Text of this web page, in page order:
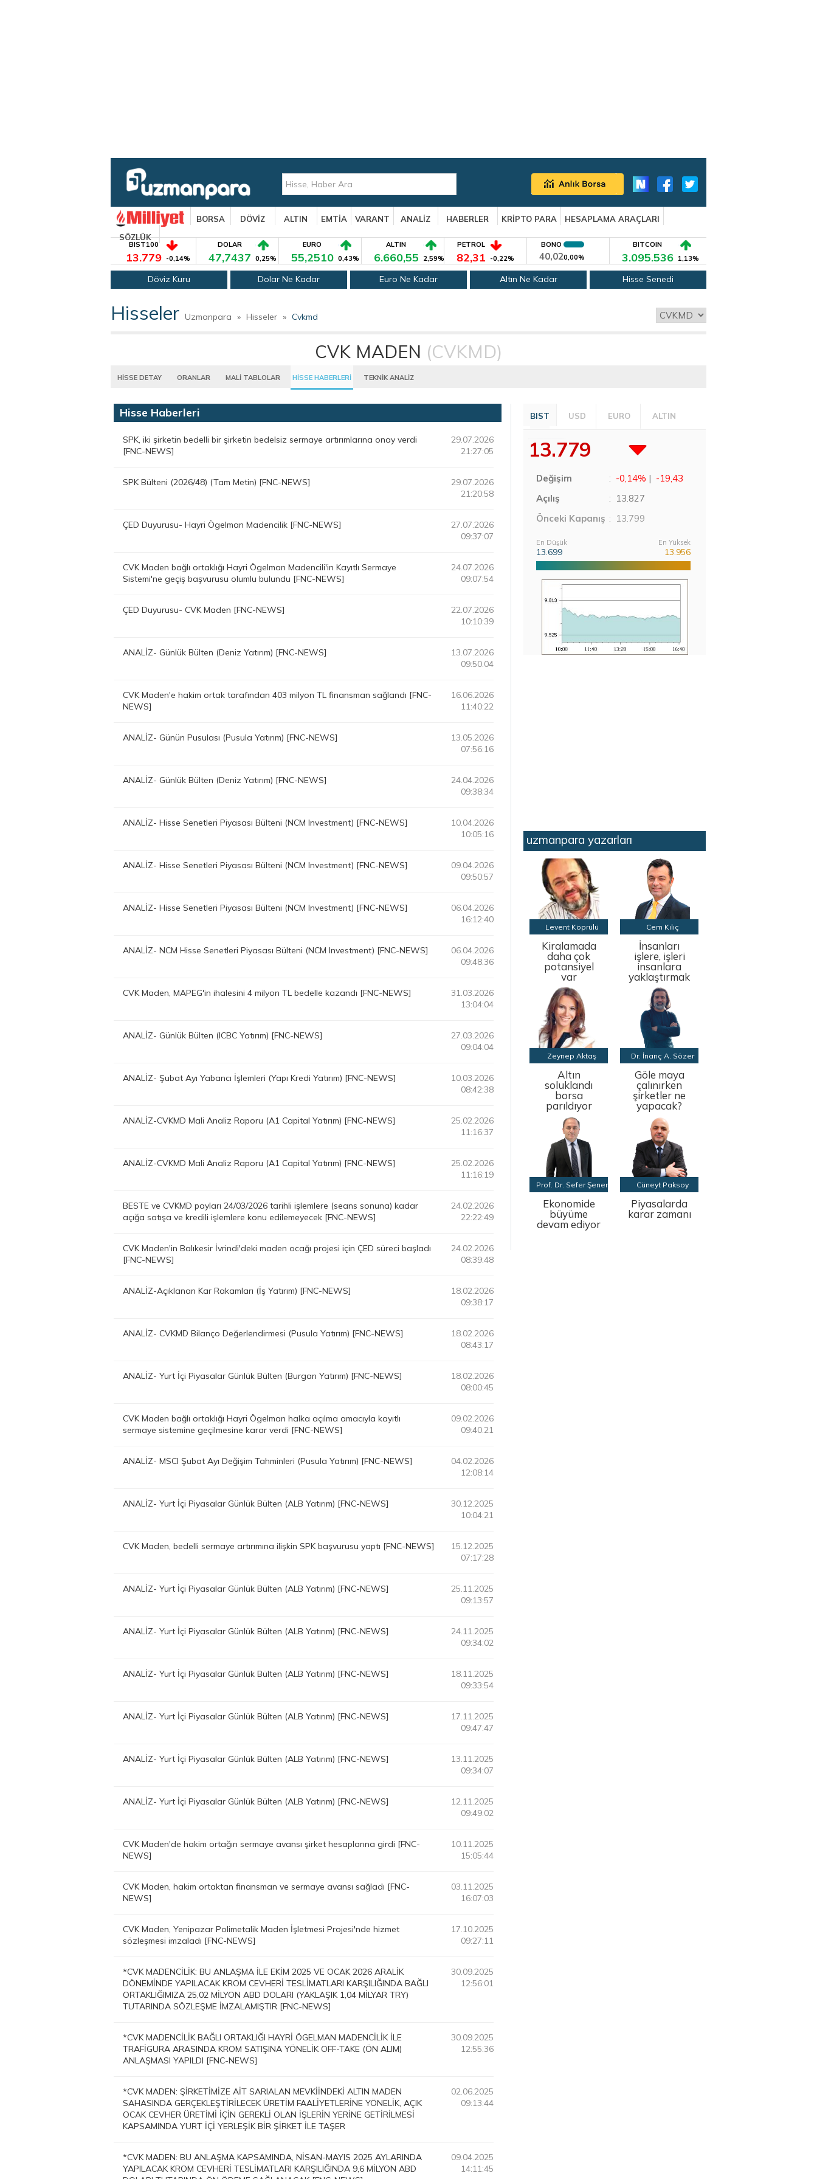
BORSA DÖVİZ ALTIN EMTİA VARANT ANALİZ HABERLER KRİPTO PARA
HESAPLAMA ARAÇLARI
SÖZLÜK
BIST100
13.779 -0,14%
DOLAR
47,7437 0,25%
EURO
55,2510 0,43%
ALTIN
6.660,55 2,59%
PETROL
82,31 -0,22%
BONO
40,020,00%
BITCOIN
3.095.536 1,13%
Döviz Kuru Dolar Ne Kadar Euro Ne Kadar Altın Ne Kadar Hisse Senedi
Hisseler Uzmanpara » Hisseler » Cvkmd
CVK MADEN (CVKMD)
HİSSE DETAY ORANLAR MALİ TABLOLAR HİSSE HABERLERİ TEKNİK ANALİZ
Hisse Haberleri
29.07.2026
21:27:05
SPK, iki şirketin bedelli bir şirketin bedelsiz sermaye artırımlarına onay verdi
[FNC-NEWS]
29.07.2026
21:20:58
SPK Bülteni (2026/48) (Tam Metin) [FNC-NEWS]
27.07.2026
09:37:07
ÇED Duyurusu- Hayri Ögelman Madencilik [FNC-NEWS]
24.07.2026
09:07:54
CVK Maden bağlı ortaklığı Hayri Ögelman Madencili'in Kayıtlı Sermaye
Sistemi'ne geçiş başvurusu olumlu bulundu [FNC-NEWS]
22.07.2026
10:10:39
ÇED Duyurusu- CVK Maden [FNC-NEWS]
13.07.2026
09:50:04
ANALİZ- Günlük Bülten (Deniz Yatırım) [FNC-NEWS]
16.06.2026
11:40:22
CVK Maden'e hakim ortak tarafından 403 milyon TL finansman sağlandı [FNC-
NEWS]
13.05.2026
07:56:16
ANALİZ- Günün Pusulası (Pusula Yatırım) [FNC-NEWS]
24.04.2026
09:38:34
ANALİZ- Günlük Bülten (Deniz Yatırım) [FNC-NEWS]
10.04.2026
10:05:16
ANALİZ- Hisse Senetleri Piyasası Bülteni (NCM Investment) [FNC-NEWS]
09.04.2026
09:50:57
ANALİZ- Hisse Senetleri Piyasası Bülteni (NCM Investment) [FNC-NEWS]
06.04.2026
16:12:40
ANALİZ- Hisse Senetleri Piyasası Bülteni (NCM Investment) [FNC-NEWS]
06.04.2026
09:48:36
ANALİZ- NCM Hisse Senetleri Piyasası Bülteni (NCM Investment) [FNC-NEWS]
31.03.2026
13:04:04
CVK Maden, MAPEG'in ihalesini 4 milyon TL bedelle kazandı [FNC-NEWS]
27.03.2026
09:04:04
ANALİZ- Günlük Bülten (ICBC Yatırım) [FNC-NEWS]
10.03.2026
08:42:38
ANALİZ- Şubat Ayı Yabancı İşlemleri (Yapı Kredi Yatırım) [FNC-NEWS]
25.02.2026
11:16:37
ANALİZ-CVKMD Mali Analiz Raporu (A1 Capital Yatırım) [FNC-NEWS]
25.02.2026
11:16:19
ANALİZ-CVKMD Mali Analiz Raporu (A1 Capital Yatırım) [FNC-NEWS]
24.02.2026
22:22:49
BESTE ve CVKMD payları 24/03/2026 tarihli işlemlere (seans sonuna) kadar
açığa satışa ve kredili işlemlere konu edilemeyecek [FNC-NEWS]
24.02.2026
08:39:48
CVK Maden'in Balıkesir İvrindi'deki maden ocağı projesi için ÇED süreci başladı
[FNC-NEWS]
18.02.2026
09:38:17
ANALİZ-Açıklanan Kar Rakamları (İş Yatırım) [FNC-NEWS]
18.02.2026
08:43:17
ANALİZ- CVKMD Bilanço Değerlendirmesi (Pusula Yatırım) [FNC-NEWS]
18.02.2026
08:00:45
ANALİZ- Yurt İçi Piyasalar Günlük Bülten (Burgan Yatırım) [FNC-NEWS]
09.02.2026
09:40:21
CVK Maden bağlı ortaklığı Hayri Ögelman halka açılma amacıyla kayıtlı
sermaye sistemine geçilmesine karar verdi [FNC-NEWS]
04.02.2026
12:08:14
ANALİZ- MSCI Şubat Ayı Değişim Tahminleri (Pusula Yatırım) [FNC-NEWS]
30.12.2025
10:04:21
ANALİZ- Yurt İçi Piyasalar Günlük Bülten (ALB Yatırım) [FNC-NEWS]
15.12.2025
07:17:28
CVK Maden, bedelli sermaye artırımına ilişkin SPK başvurusu yaptı [FNC-NEWS]
25.11.2025
09:13:57
ANALİZ- Yurt İçi Piyasalar Günlük Bülten (ALB Yatırım) [FNC-NEWS]
24.11.2025
09:34:02
ANALİZ- Yurt İçi Piyasalar Günlük Bülten (ALB Yatırım) [FNC-NEWS]
18.11.2025
09:33:54
ANALİZ- Yurt İçi Piyasalar Günlük Bülten (ALB Yatırım) [FNC-NEWS]
17.11.2025
09:47:47
ANALİZ- Yurt İçi Piyasalar Günlük Bülten (ALB Yatırım) [FNC-NEWS]
13.11.2025
09:34:07
ANALİZ- Yurt İçi Piyasalar Günlük Bülten (ALB Yatırım) [FNC-NEWS]
12.11.2025
09:49:02
ANALİZ- Yurt İçi Piyasalar Günlük Bülten (ALB Yatırım) [FNC-NEWS]
10.11.2025
15:05:44
CVK Maden'de hakim ortağın sermaye avansı şirket hesaplarına girdi [FNC-
NEWS]
03.11.2025
16:07:03
CVK Maden, hakim ortaktan finansman ve sermaye avansı sağladı [FNC-
NEWS]
17.10.2025
09:27:11
CVK Maden, Yenipazar Polimetalik Maden İşletmesi Projesi'nde hizmet
sözleşmesi imzaladı [FNC-NEWS]
30.09.2025
12:56:01
*CVK MADENCİLİK: BU ANLAŞMA İLE EKİM 2025 VE OCAK 2026 ARALİK
DÖNEMİNDE YAPILACAK KROM CEVHERİ TESLİMATLARI KARŞILIĞINDA BAĞLI
ORTAKLIĞIMIZA 25,02 MİLYON ABD DOLARI (YAKLAŞIK 1,04 MİLYAR TRY)
TUTARINDA SÖZLEŞME İMZALAMIŞTIR [FNC-NEWS]
30.09.2025
12:55:36
*CVK MADENCİLİK BAĞLI ORTAKLIĞI HAYRİ ÖGELMAN MADENCİLİK İLE
TRAFİGURA ARASINDA KROM SATIŞINA YÖNELİK OFF-TAKE (ÖN ALIM)
ANLAŞMASI YAPILDI [FNC-NEWS]
02.06.2025
09:13:44
*CVK MADEN: ŞİRKETİMİZE AİT SARIALAN MEVKİİNDEKİ ALTIN MADEN
SAHASINDA GERÇEKLEŞTİRİLECEK ÜRETİM FAALİYETLERİNE YÖNELİK, AÇIK
OCAK CEVHER ÜRETİMİ İÇİN GEREKLİ OLAN İŞLERİN YERİNE GETİRİLMESİ
KAPSAMINDA YURT İÇİ YERLEŞİK BİR ŞİRKET İLE TAŞER
09.04.2025
14:11:45
*CVK MADEN: BU ANLAŞMA KAPSAMINDA, NİSAN-MAYIS 2025 AYLARINDA
YAPILACAK KROM CEVHERİ TESLİMATLARI KARŞILIĞINDA 9,6 MİLYON ABD
BIST USD EURO ALTIN
13.779
Değişim : -0,14% | -19,43
Açılış
: 13.827
Önceki Kapanış : 13.799
En Düşük
13.699
En Yüksek
13.956
uzmanpara yazarları
Levent Köprülü
Kiralamada
daha çok
potansiyel
var
Cem Kılıç
İnsanları
işlere, işleri
insanlara
yaklaştırmak
Zeynep Aktaş
Altın
soluklandı
borsa
parıldıyor
Dr. İnanç A. Sözer
Göle maya
çalınırken
şirketler ne
yapacak?
Prof. Dr. Sefer Şener
Ekonomide
büyüme
devam ediyor
Cüneyt Paksoy
Piyasalarda
karar zamanı